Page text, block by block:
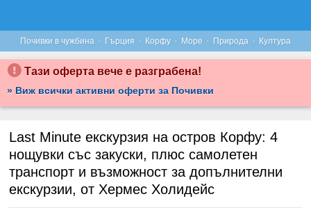
Почивки в чужбина · Гърция · Корфу · Море · Природа · Култура
Тази оферта вече е разграбена!
» Виж всички активни оферти за Почивки
Last Minute екскурзия на остров Корфу: 4
нощувки със закуски, плюс самолетен
транспорт и възможност за допълнителни
екскурзии, от Хермес Холидейс